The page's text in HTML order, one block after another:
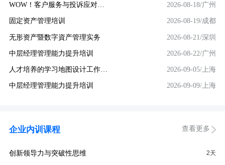
WOW！客户服务与投诉应对… 2026-08-18/广州
固定资产管理培训 2026-08-19/成都
无形资产暨数字資产管理实务 2026-08-21/深圳
中层经理管理能力提升培训 2026-08-22/广州
人才培养的学习地图设计工作… 2026-09-05/上海
中层经理管理能力提升培训 2026-09-09/上海
企业内训课程 查看更多
创新领导力与突破性思维 2天